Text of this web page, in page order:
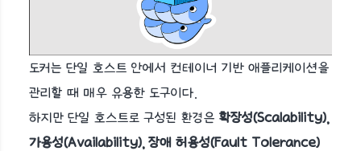
도커는 단일 호스트 안에서 컨테이너 기반 애플리케이션을
관리할 때 매우 유용한 도구이다.
하지만 단일 호스트로 구성된 환경은 확장성(Scalability),
가용성(Availability), 장애 허용성(Fault Tolerance)